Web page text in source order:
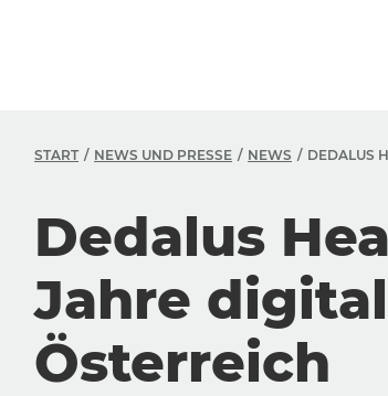
START NEWS UND PRESSE NEWS DEDALUS
Dedalus
Jahre
Österreich